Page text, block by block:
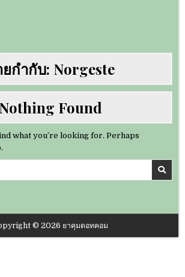
กำกับ: Norgeste
Nothing Found
what you’re looking for. Perhaps
© 2026 ยาคุมดอทคอม